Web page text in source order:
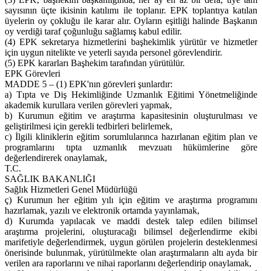
sayısının üçte ikisinin katılımı ile toplanır. EPK toplantıya katılan
üyelerin oy çokluğu ile karar alır. Oyların eşitliği halinde Başkanın
oy verdiği taraf çoğunluğu sağlamış kabul edilir.
(4) EPK sekretarya hizmetlerini başhekimlik yürütür ve hizmetler
için uygun nitelikte ve yeterli sayıda personel görevlendirir.
(5) EPK kararları Başhekim tarafından yürütülür.
EPK Görevleri
MADDE 5 – (1) EPK'nın görevleri şunlardır:
a) Tıpta ve Diş Hekimliğinde Uzmanlık Eğitimi Yönetmeliğinde
akademik kurullara verilen görevleri yapmak,
b) Kurumun eğitim ve araştırma kapasitesinin oluşturulması ve
geliştirilmesi için gerekli tedbirleri belirlemek,
c) İlgili kliniklerin eğitim sorumlularınca hazırlanan eğitim plan ve
programlarını tıpta uzmanlık mevzuatı hükümlerine göre
değerlendirerek onaylamak,
T.C.
SAĞLIK BAKANLIĞI
Sağlık Hizmetleri Genel Müdürlüğü
ç) Kurumun her eğitim yılı için eğitim ve araştırma programını
hazırlamak, yazılı ve elektronik ortamda yayınlamak,
d) Kurumda yapılacak ve maddi destek talep edilen bilimsel
araştırma projelerini, oluşturacağı bilimsel değerlendirme ekibi
marifetiyle değerlendirmek, uygun görülen projelerin desteklenmesi
önerisinde bulunmak, yürütülmekte olan araştırmaların altı ayda bir
verilen ara raporlarını ve nihai raporlarını değerlendirip onaylamak,